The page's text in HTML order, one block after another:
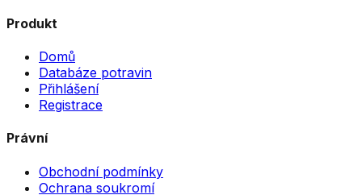
Produkt
Domů
Databáze potravin
Přihlášení
Registrace
Právní
Obchodní podmínky
Ochrana soukromí